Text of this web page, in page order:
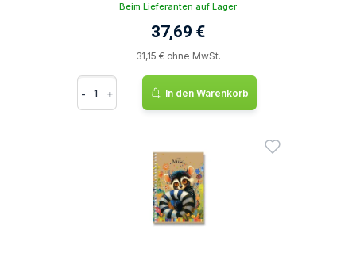
Beim Lieferanten auf Lager
37,69 €
31,15 € ohne MwSt.
- + In den Warenkorb